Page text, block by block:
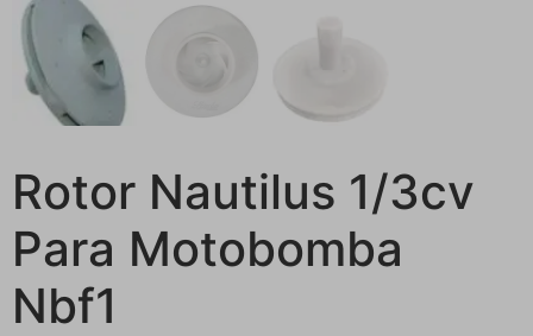
Rotor Nautilus 1/3cv
Para Motobomba
Nbf1